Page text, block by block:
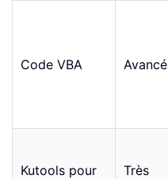
Code VBA Avancé
Kutools pour
Très